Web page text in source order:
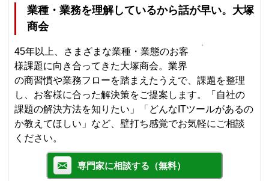
業種・業務を理解しているから話が早い。大塚
商会
45年以上、さまざまな業種・業態のお客
様課題に向き合ってきた大塚商会。業界
の商習慣や業務フローを踏まえたうえで、課題を整理
し、お客様に合った解決策をご提案します。「自社の
課題の解決方法を知りたい」「どんなITツールがあるの
か教えてほしい」など、壁打ち感覚でお気軽にご相談
ください。
専門家に相談する（無料）